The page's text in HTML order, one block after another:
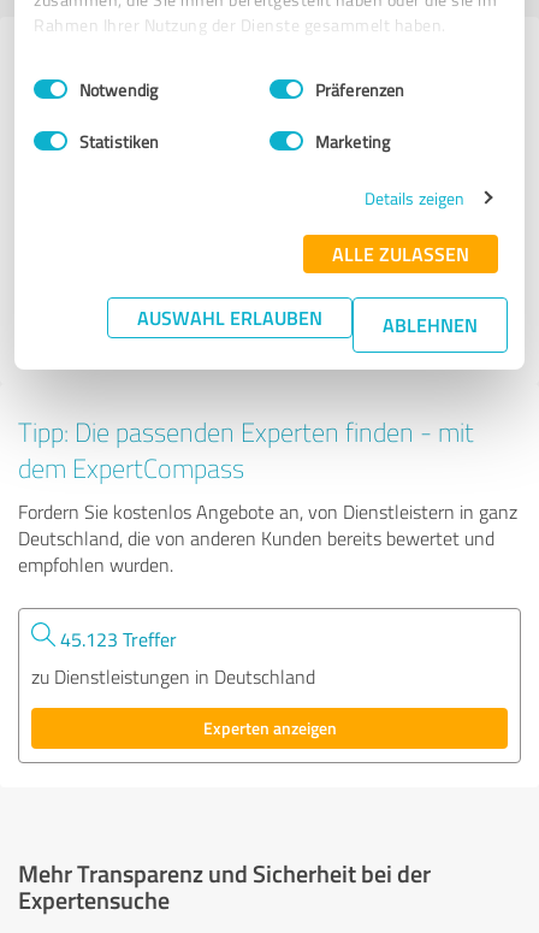
Rahmen Ihrer Nutzung der Dienste gesammelt haben.
Impressum Datenschutzbestimmungen
Einwilligungsauswahl
Notwendig Präferenzen
Statistiken Marketing
Details zeigen
ALLE ZULASSEN
AUSWAHL ERLAUBEN ABLEHNEN
Anbietern aus dem Bereich
Dienstleistungen
4.94 von 5
Tipp: Die passenden Experten finden - mit
dem ExpertCompass
Fordern Sie kostenlos Angebote an, von Dienstleistern in ganz
Deutschland, die von anderen Kunden bereits bewertet und
empfohlen wurden.
45.123 Treffer
zu Dienstleistungen in Deutschland
Experten anzeigen
Mehr Transparenz und Sicherheit bei der
Expertensuche